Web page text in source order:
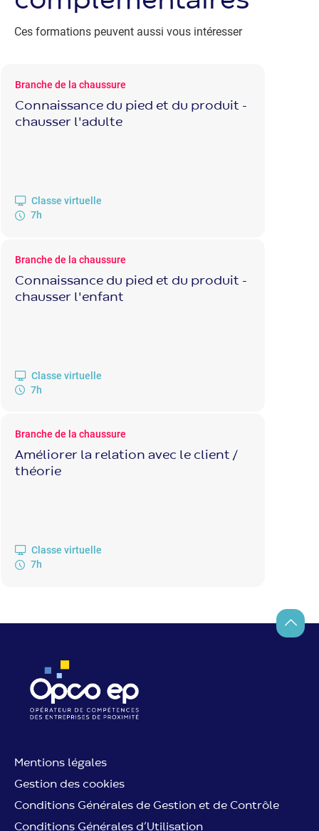
Ces formations peuvent aussi vous intéresser
Branche de la chaussure
Connaissance du pied et du produit -
chausser l'adulte
Classe virtuelle
7h
Branche de la chaussure
Connaissance du pied et du produit -
chausser l'enfant
Classe virtuelle
7h
Branche de la chaussure
Améliorer la relation avec le client /
théorie
Classe virtuelle
7h
Mentions légales
Gestion des cookies
Conditions Générales de Gestion et de Contrôle
Conditions Générales d’Utilisation